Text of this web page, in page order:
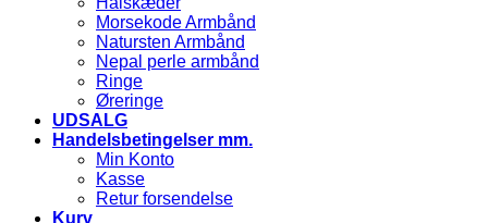
Morsekode Armbånd
Natursten Armbånd
Nepal perle armbånd
Ringe
Øreringe
UDSALG
Handelsbetingelser mm.
Min Konto
Kasse
Retur forsendelse
Kurv